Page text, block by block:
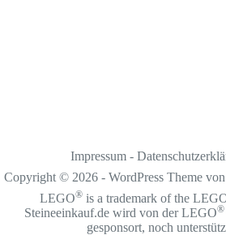
Impressum -
Copyright © 2026 - WordPress Theme
LEGO® is a trademark of the
Steineeinkauf.de wird von der LEGO®
gesponsort, noch